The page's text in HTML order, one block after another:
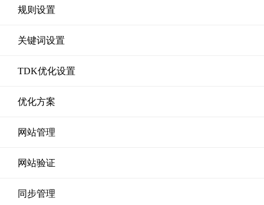
规则设置
关键词设置
TDK优化设置
优化方案
网站管理
网站验证
同步管理